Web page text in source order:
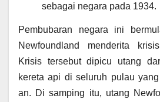
sebagai negara pada 1934.
Pembubaran negara ini
Newfoundland menderita
Krisis tersebut dipicu utang
kereta api di seluruh pulau
an. Di samping itu, utang